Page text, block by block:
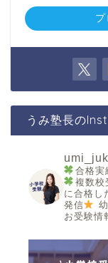
うみ塾長の
合格実
複数校
に合格し
発信
お受験情